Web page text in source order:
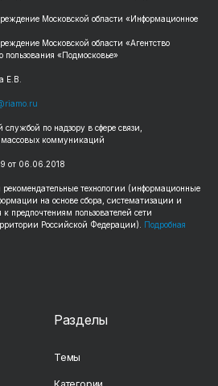
Московской области «Информационное
Московской области «Агентство
«Подмосковье»
Е.В.
по надзору в сфере связи,
массовых коммуникаций
от 06.06.2018
технологии (информационные
на основе сбора, систематизации и
предпочтениям пользователей сети
Российской Федерации). Подробная
Разделы
Темы